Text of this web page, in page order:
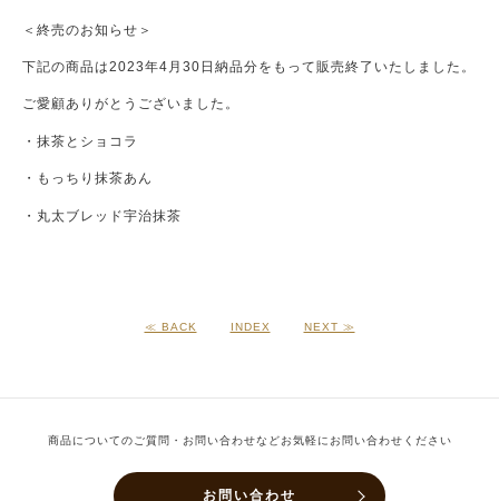
＜終売のお知らせ＞
下記の商品は2023年4月30日納品分をもって販売終了いたしました。
ご愛顧ありがとうございました。
・抹茶とショコラ
・もっちり抹茶あん
・丸太ブレッド宇治抹茶
≪ BACK INDEX NEXT ≫
商品についてのご質問・お問い合わせなどお気軽にお問い合わせください
お問い合わせ